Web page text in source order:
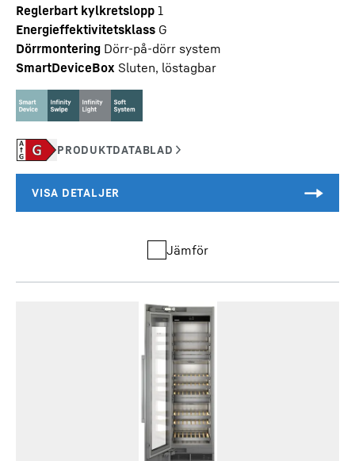
Reglerbart kylkretslopp 1
Energieffektivitetsklass G
Dörrmontering Dörr-på-dörr system
SmartDeviceBox Sluten, löstagbar
Jämför